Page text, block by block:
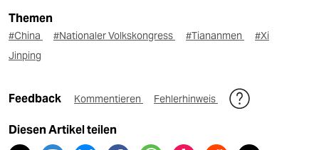
Themen
#China #Nationaler Volkskongress #Tiananmen
#Xi
Jinping
Feedback Kommentieren Fehlerhinweis
Diesen Artikel teilen